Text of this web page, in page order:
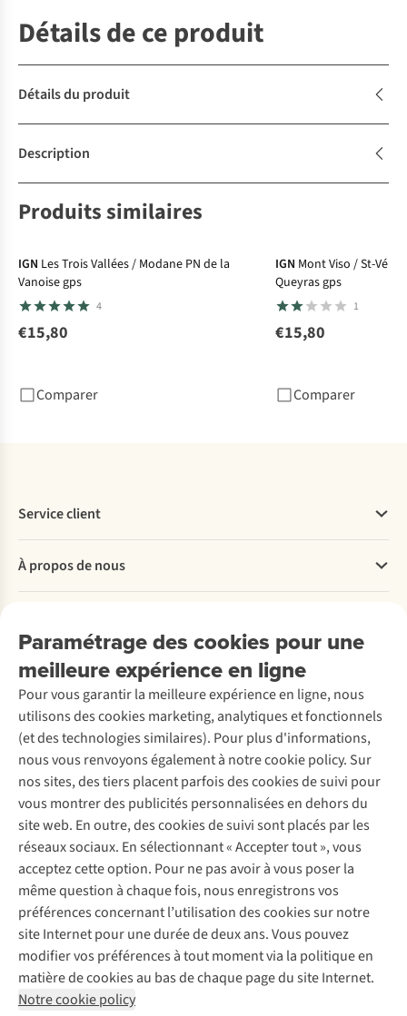
Détails de ce produit
Détails du produit
Description
Produits similaires
IGN Les Trois Vallées / Modane PN de la
Vanoise gps
4
€15,80
Comparer
IGN Mont Viso / St-
Queyras gps
1
€15,80
Comparer
Paramétrage des cookies pour une
meilleure expérience en ligne
Pour vous garantir la meilleure expérience en ligne, nous
utilisons des cookies marketing, analytiques et fonctionnels
(et des technologies similaires). Pour plus d'informations,
nous vous renvoyons également à notre cookie policy. Sur
nos sites, des tiers placent parfois des cookies de suivi pour
vous montrer des publicités personnalisées en dehors du
site web. En outre, des cookies de suivi sont placés par les
réseaux sociaux. En sélectionnant « Accepter tout », vous
acceptez cette option. Pour ne pas avoir à vous poser la
même question à chaque fois, nous enregistrons vos
préférences concernant l’utilisation des cookies sur notre
site Internet pour une durée de deux ans. Vous pouvez
modifier vos préférences à tout moment via la politique en
matière de cookies au bas de chaque page du site Internet.
Notre cookie policy
Service client
Commander
Payer
Retourner
Rétractation d'une commande
Entretien & réparations
Garantie
Contactez-nous
À propos de nous
Entreprise responsable
À propos d’Ayacucho
Nos magasins
À propos d’A.S.Adventure
Déclaration d'accessibilité
Location / Location sports d’hiver
Seconde-main
Entretien de ski
Service de lavage
Entretien de chaussures
Réparation de chaussures
Réparation de vêtements
Retouches
Pour les entreprises
Découvrez
A.S.Magazine
Explore Camp
Expertise & conseils
Abonnez-vous à la newsletter
Suivez-nous
Mentions légales
Politique de confidentialité
Conditions générales
Cookie Policy